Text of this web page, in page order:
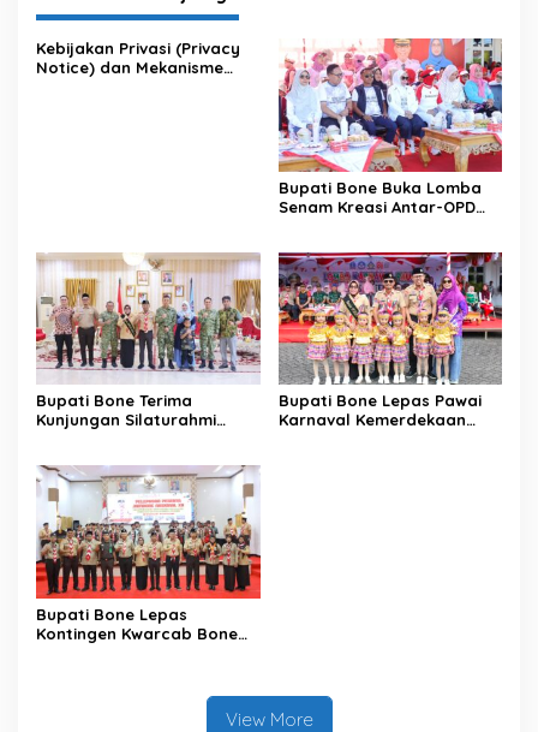
Kebijakan Privasi (Privacy
Notice) dan Mekanisme
Bupati Bone Buka Lomba
Senam Kreasi Antar-OPD
Bupati Bone Terima
Kunjungan Silaturahmi
Bupati Bone Lepas Pawai
Karnaval Kemerdekaan
Bupati Bone Lepas
Kontingen Kwarcab Bone
View More